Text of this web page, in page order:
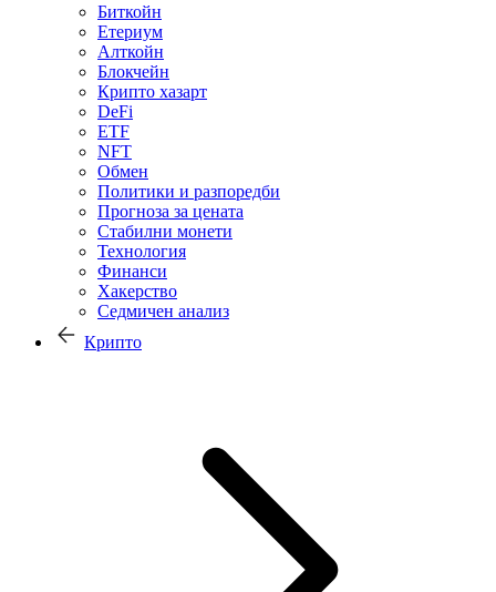
Биткойн
Етериум
Алткойн
Блокчейн
Крипто хазарт
DeFi
ETF
NFT
Обмен
Политики и разпоредби
Прогноза за цената
Стабилни монети
Технология
Финанси
Хакерство
Седмичен анализ
Крипто